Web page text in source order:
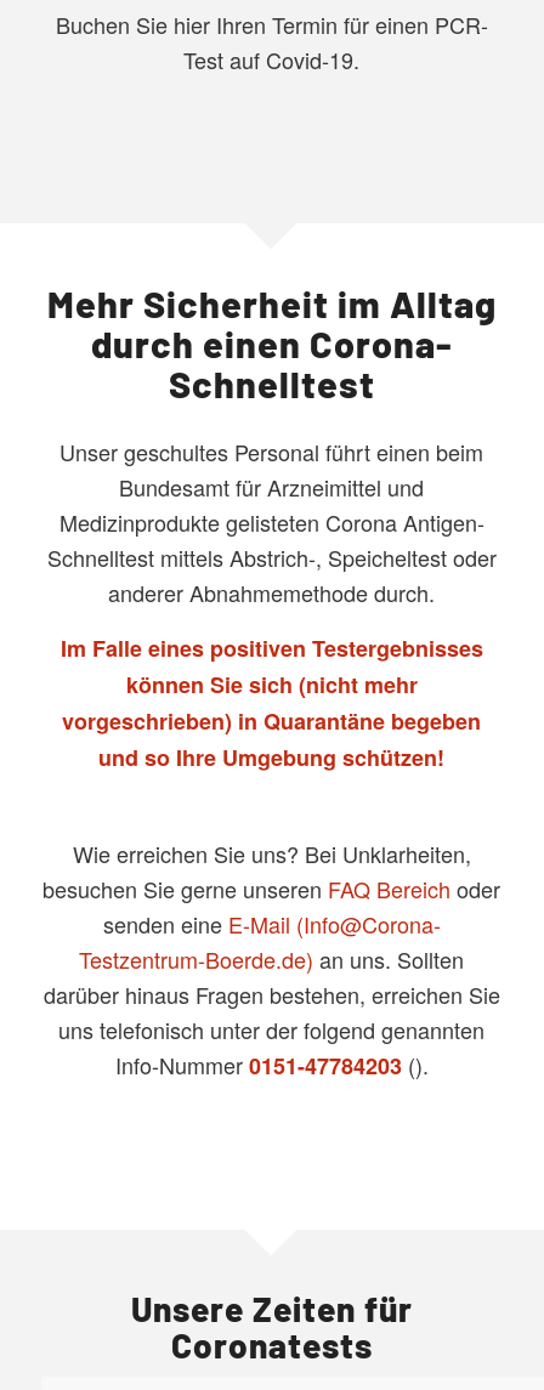
Buchen Sie hier Ihren Termin für einen PCR-
Test auf Covid-19.
Mehr Sicherheit im Alltag
durch einen Corona-
Schnelltest
Unser geschultes Personal führt einen beim
Bundesamt für Arzneimittel und
Medizinprodukte gelisteten Corona Antigen-
Schnelltest mittels Abstrich-, Speicheltest oder
anderer Abnahmemethode durch.
Im Falle eines positiven Testergebnisses
können Sie sich (nicht mehr
vorgeschrieben) in Quarantäne begeben
und so Ihre Umgebung schützen!
Wie erreichen Sie uns? Bei Unklarheiten,
besuchen Sie gerne unseren FAQ Bereich oder
senden eine E-Mail (Info@Corona-
Testzentrum-Boerde.de) an uns. Sollten
darüber hinaus Fragen bestehen, erreichen Sie
uns telefonisch unter der folgend genannten
Info-Nummer0151-47784203 ().
Unsere Zeiten für
Coronatests